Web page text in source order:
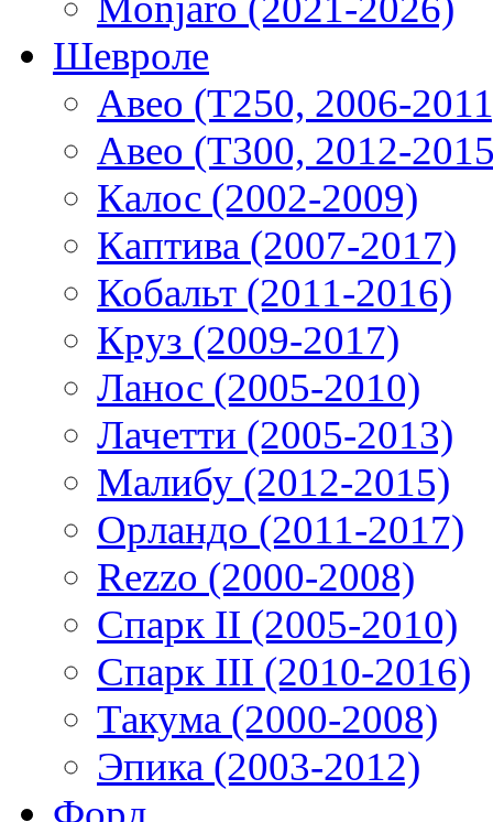
Шевроле
Авео (T250, 2006-
Авео (T300, 2012-
Калос (2002-2009)
Каптива (2007-2017)
Кобальт (2011-2016)
Круз (2009-2017)
Ланос (2005-2010)
Лачетти (2005-2013)
Малибу (2012-2015)
Орландо (2011-2017)
Rezzo (2000-2008)
Спарк II (2005-2010)
Спарк III (2010-2016)
Такума (2000-2008)
Эпика (2003-2012)